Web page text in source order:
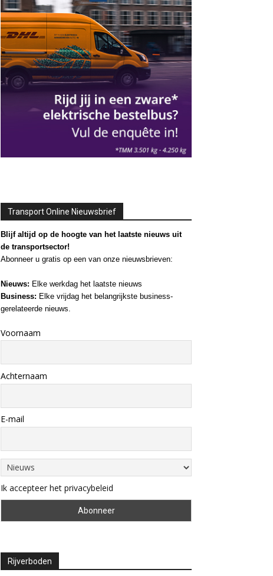
Transport Online Nieuwsbrief
Blijf altijd op de hoogte van het laatste nieuws uit
de transportsector!
Abonneer u gratis op een van onze nieuwsbrieven:
Nieuws: Elke werkdag het laatste nieuws
Business: Elke vrijdag het belangrijkste business-
gerelateerde nieuws.
Voornaam
Achternaam
E-mail
Ik accepteer het privacybeleid
Rijverboden